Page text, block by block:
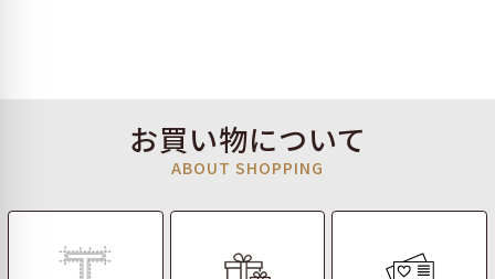
お買い物について
ABOUT SHOPPING